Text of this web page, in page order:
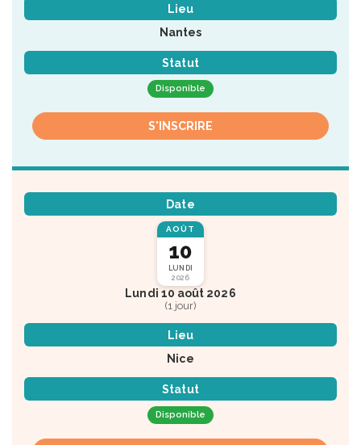
Lieu
Nantes
Statut
Disponible
S'INSCRIRE
Date
AOÛT
10
LUNDI
2026
Lundi 10 août 2026
(1 jour)
Lieu
Nice
Statut
Disponible